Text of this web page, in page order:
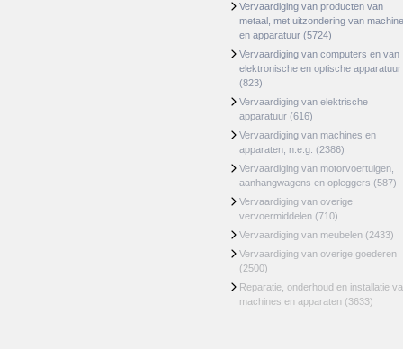
Vervaardiging van producten van
metaal, met uitzondering van
en apparatuur (5724)
Vervaardiging van computers en van
elektronische en optische apparatuur
(823)
Vervaardiging van elektrische
apparatuur (616)
Vervaardiging van machines en
apparaten, n.e.g. (2386)
Vervaardiging van motorvoertuigen,
aanhangwagens en opleggers (587)
Vervaardiging van overige
vervoermiddelen (710)
Vervaardiging van meubelen (2433)
Vervaardiging van overige goederen
(2500)
Reparatie, onderhoud en installatie
machines en apparaten (3633)